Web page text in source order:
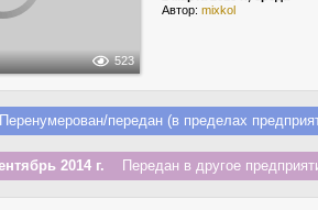
523
Автор: mixkol
передан (в пределах
2014 г. Передан в другое